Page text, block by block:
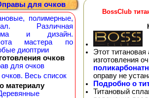
для очков
полимерные,
Различная
и дизайн.
мастера по
диоптрии
очков
для очков
Весь список
материалу
BossClub
Этот
изготовления
оправу не
Подробно о
Титановый